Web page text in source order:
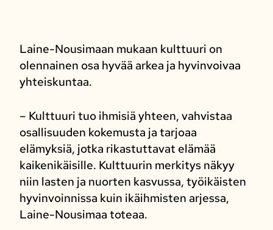
Laine-Nousimaan mukaan kulttuuri on
olennainen osa hyvää arkea ja hyvinvoivaa
yhteiskuntaa.
– Kulttuuri tuo ihmisiä yhteen, vahvistaa
osallisuuden kokemusta ja tarjoaa
elämyksiä, jotka rikastuttavat elämää
kaikenikäisille. Kulttuurin merkitys näkyy
niin lasten ja nuorten kasvussa, työikäisten
hyvinvoinnissa kuin ikäihmisten arjessa,
Laine-Nousimaa toteaa.